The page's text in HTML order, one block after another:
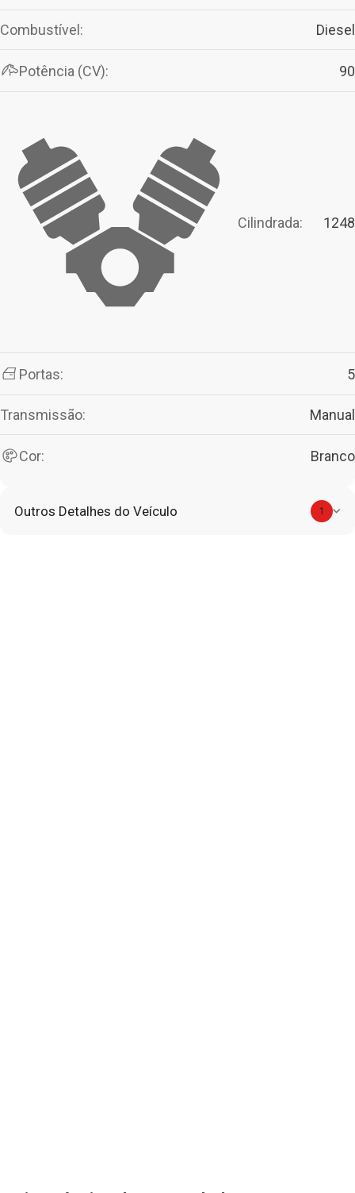
Combustível: Diesel
Potência (CV): 90
Cilindrada: 1248
Portas: 5
Transmissão: Manual
Cor: Branco
Outros Detalhes do Veículo 1